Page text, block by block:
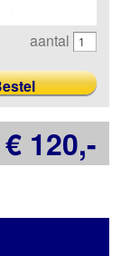
aantal
€ 120,-